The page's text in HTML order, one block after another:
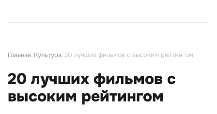
Главная Культура 20 лучших фильмов с высоким рейтингом
20 лучших фильмов с
высоким рейтингом